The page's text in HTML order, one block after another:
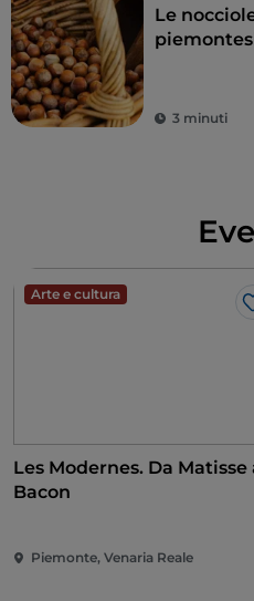
Le
3 minuti
Arte e cultura
Les Modernes. Da Matisse
Bacon
Piemonte, Venaria Reale